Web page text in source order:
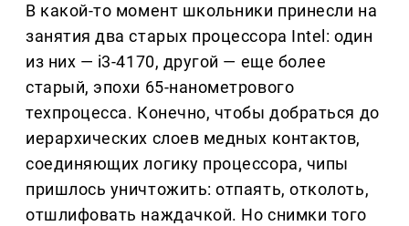
В какой-то момент школьники принесли на
занятия два старых процессора Intel: один
из них — i3-4170, другой — еще более
старый, эпохи 65-нанометрового
техпроцесса. Конечно, чтобы добраться до
иерархических слоев медных контактов,
соединяющих логику процессора, чипы
пришлось уничтожить: отпаять, отколоть,
отшлифовать наждачкой. Но снимки того